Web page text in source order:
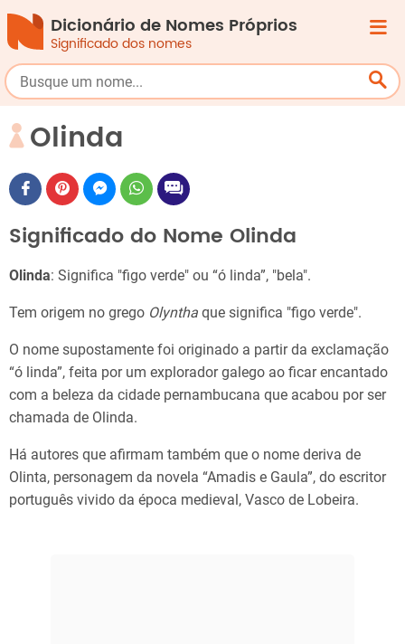
Dicionário de Nomes Próprios
Significado dos nomes
Olinda
Significado do Nome Olinda
Olinda: Significa "figo verde" ou “ó linda”, "bela".
Tem origem no grego Olyntha que significa "figo verde".
O nome supostamente foi originado a partir da exclamação
“ó linda”, feita por um explorador galego ao ficar encantado
com a beleza da cidade pernambucana que acabou por ser
chamada de Olinda.
Há autores que afirmam também que o nome deriva de
Olinta, personagem da novela “Amadis e Gaula”, do escritor
português vivido da época medieval, Vasco de Lobeira.